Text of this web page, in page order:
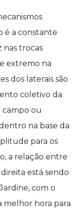
é a constante
trocas
extremo na
dos laterais são
coletivo da
campo ou
na base da
para os
a relação entre
está sendo
com o
melhor hora para